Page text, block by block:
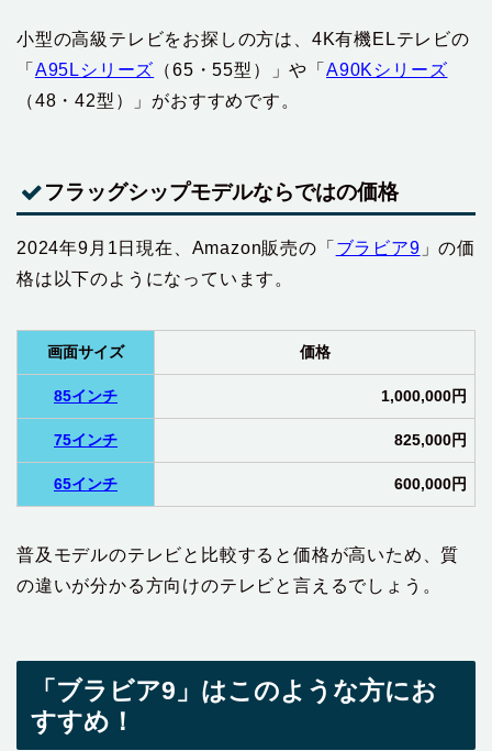
小型の高級テレビをお探しの方は、4K有機ELテレビの
「 A95Lシリーズ （65・55型）」や「A90Kシリーズ
（48・42型）」がおすすめです。
フラッグシップモデルならではの価格
2024年9月1日現在、Amazon販売の「 ブラビア9 」の価
格は以下のようになっています。
画面サイズ 価格
85インチ 1,000,000円
75インチ 825,000円
65インチ 600,000円
普及モデルのテレビと比較すると価格が高いため、質
の違いが分かる方向けのテレビと言えるでしょう。
「ブラビア9」はこのような方にお
すすめ！